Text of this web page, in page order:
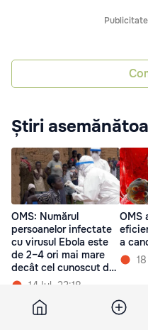
Știri
OMS: Numărul
persoanelor infectate
cu virusul Ebola este
de 2–4 ori mai mare
decât cel cunoscut de
medici14 Iul. 23:18
OMS
a